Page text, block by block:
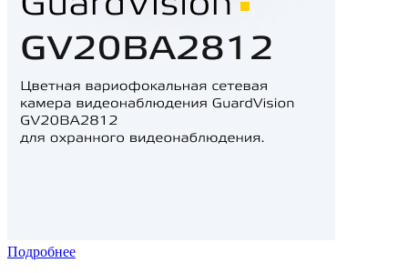
Подробнее